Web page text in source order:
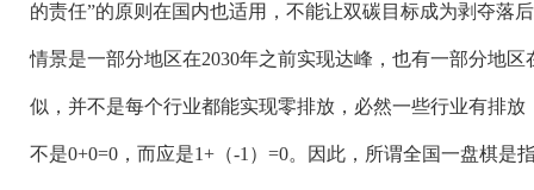
的责任”的原则在国内也适用，不能让双碳目标成为剥夺落
情景是一部分地区在2030年之前实现达峰，也有一部分地
似，并不是每个行业都能实现零排放，必然一些行业有排
不是0+0=0，而应是1+（-1）=0。因此，所谓全国一盘棋是